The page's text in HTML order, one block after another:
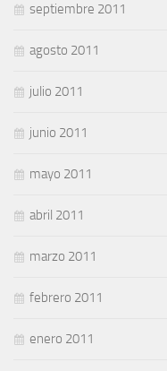
septiembre 2011
agosto 2011
julio 2011
junio 2011
mayo 2011
abril 2011
marzo 2011
febrero 2011
enero 2011